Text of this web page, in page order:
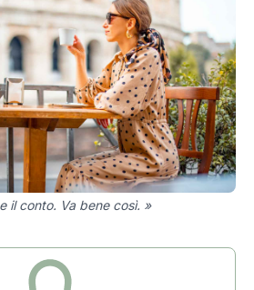
il conto. Va bene così. »